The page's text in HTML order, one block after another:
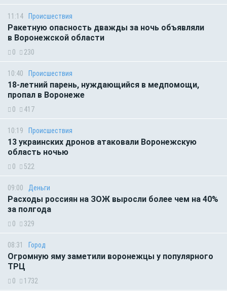
11:14 Происшествия
Ракетную опасность дважды за ночь объявляли
в Воронежской области
0 230
10:40 Происшествия
18-летний парень, нуждающийся в медпомощи,
пропал в Воронеже
0 417
10:19 Происшествия
13 украинских дронов атаковали Воронежскую
область ночью
0 522
09:00 Деньги
Расходы россиян на ЗОЖ выросли более чем на 40%
за полгода
0 329
08:31 Город
Огромную яму заметили воронежцы у популярного
ТРЦ
0 1732